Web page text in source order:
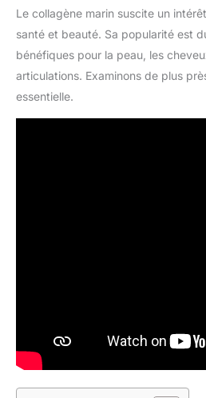
Le collagène marin suscite un
santé et beauté. Sa popularité est
bénéfiques pour la peau, les
articulations. Examinons de plus
essentielle.